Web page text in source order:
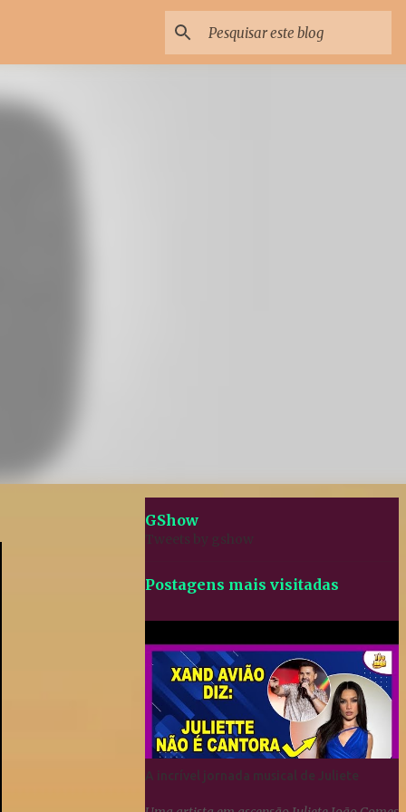
GShow
Tweets by gshow
Postagens mais visitadas
A incrível jornada musical de Juliete